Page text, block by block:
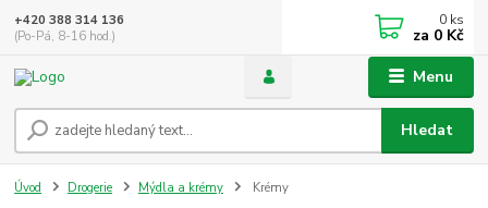
Menu
Hledat
+420 388 314 136
(Po-Pá, 8-16 hod.)
0 ks
za 0 Kč
Úvod Drogerie Mýdla a krémy Krémy